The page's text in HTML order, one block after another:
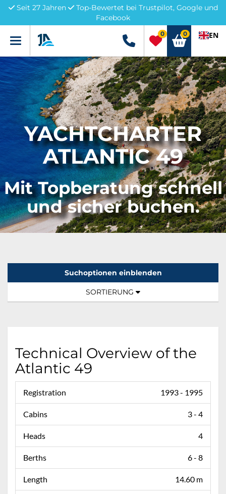
Seit 27 Jahren
Top-Bewertet bei Trustpilot, Google und
Facebook
Menü +49 5741 3222690
0 0 EN
YACHTCHARTER
ATLANTIC 49
Mit Topberatung schnell
und sicher buchen.
Suchoptionen einblenden
TOGGLE NAVIGATION
SORTIERUNG
Technical Overview of the
Atlantic 49
Registration 1993 - 1995
Cabins 3 - 4
Heads 4
Berths 6 - 8
Length 14.60 m